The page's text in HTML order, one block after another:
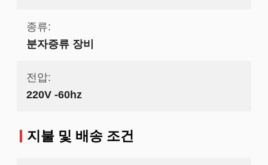
종류:
분자증류 장비
전압:
220V -60hz
지불 및 배송 조건